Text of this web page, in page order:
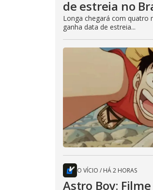
de estreia no
Longa chegará com quatro
ganha data de estreia...
O VÍCIO / HÁ 2 HORAS
Astro Boy: